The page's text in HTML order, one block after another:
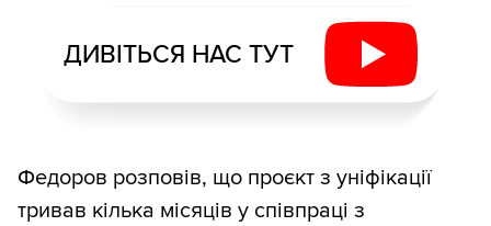
ДИВІТЬСЯ НАС ТУТ
Федоров розповів, що проєкт з уніфікації
тривав кілька місяців у співпраці з